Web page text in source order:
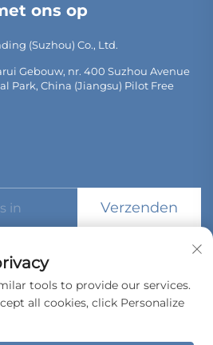
ons op
(Suzhou) Co., Ltd.
Gebouw, nr. 400 Suzhou Avenue
Park, China (Jiangsu) Pilot Free
Verzenden
International Trading (Suzhou) Co.,
tools to provide our services.
all cookies, click Personalize